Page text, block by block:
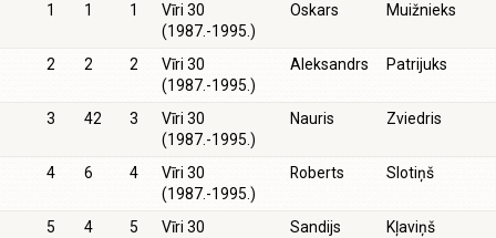
1
1 1
Vīri 30
(1987.-1995.)
Oskars Muižnieks
2 2 2
Vīri 30
(1987.-1995.)
Aleksandrs Patrijuks
3 42 3
Vīri 30
(1987.-1995.)
Nauris Zviedris
4 6 4
Vīri 30
(1987.-1995.)
Roberts Slotiņš
5 4 5
Vīri 30
Sandijs Kļaviņš